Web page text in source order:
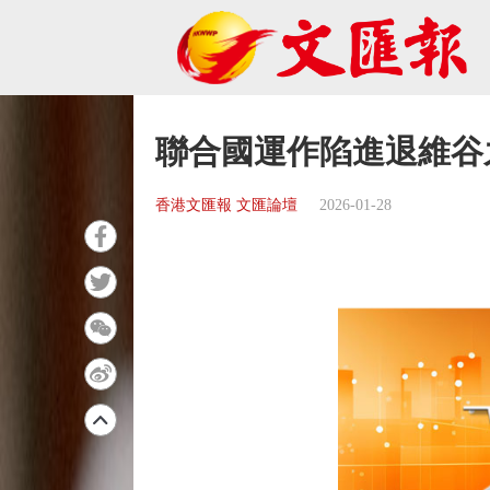
聯合國運作陷進退維
香港文匯報 文匯論壇 2026-01-28